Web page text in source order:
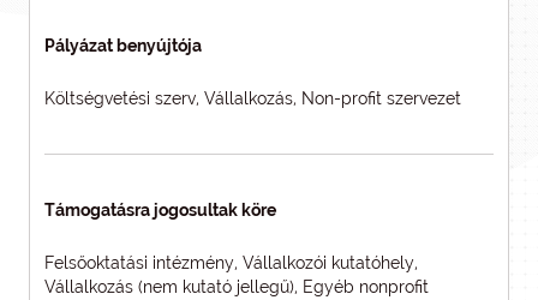
Pályázat benyújtója
Költségvetési szerv, Vállalkozás, Non-profit szervezet
Támogatásra jogosultak köre
Felsőoktatási intézmény, Vállalkozói kutatóhely,
Vállalkozás (nem kutató jellegű), Egyéb nonprofit